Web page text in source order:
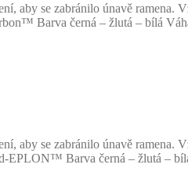
aby se zabránilo únavě ramena.
Barva černá – žlutá – bílá
aby se zabránilo únavě ramena.
Barva černá – žlutá –